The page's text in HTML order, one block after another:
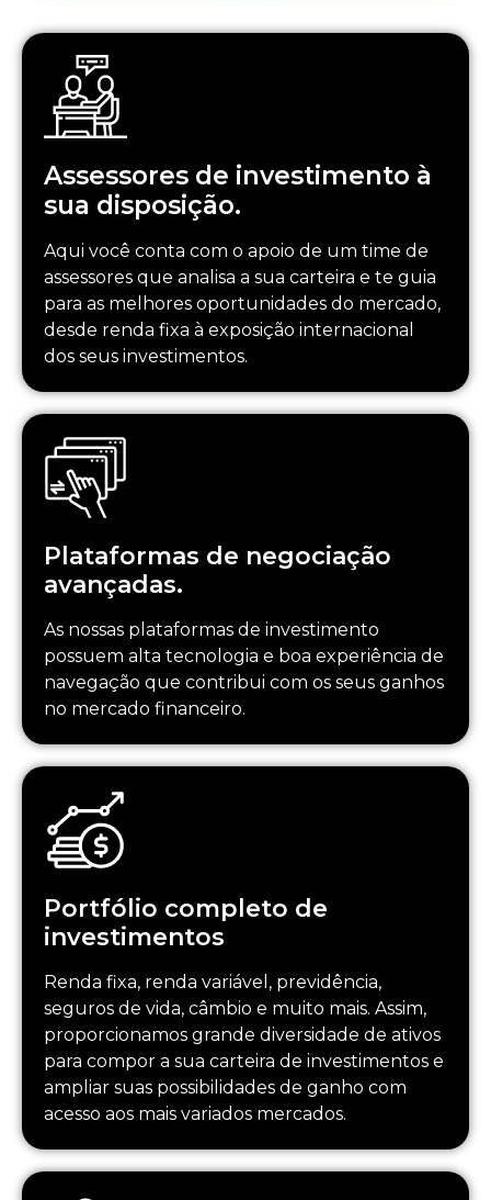
Assessores de investimento à
sua disposição.
Aqui você conta com o apoio de um time de
assessores que analisa a sua carteira e te guia
para as melhores oportunidades do mercado,
desde renda fixa à exposição internacional
dos seus investimentos.
Plataformas de negociação
avançadas.
As nossas plataformas de investimento
possuem alta tecnologia e boa experiência de
navegação que contribui com os seus ganhos
no mercado financeiro.
Portfólio completo de
investimentos
Renda fixa, renda variável, previdência,
seguros de vida, câmbio e muito mais. Assim,
proporcionamos grande diversidade de ativos
para compor a sua carteira de investimentos e
ampliar suas possibilidades de ganho com
acesso aos mais variados mercados.